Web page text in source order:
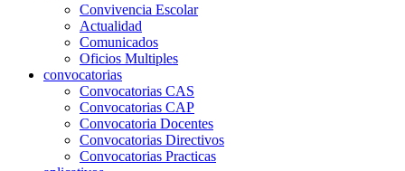
Convivencia Escolar
Actualidad
Comunicados
Oficios Multiples
convocatorias
Convocatorias CAS
Convocatorias CAP
Convocatoria Docentes
Convocatorias Directivos
Convocatorias Practicas